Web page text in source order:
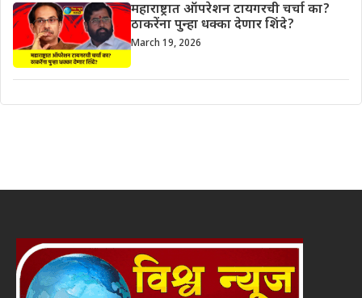
महाराष्ट्रात ऑपरेशन टायगरची चर्चा का?
ठाकरेंना पुन्हा धक्का देणार शिंदे?
March 19, 2026